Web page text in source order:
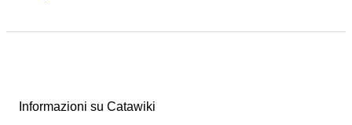
Informazioni su Catawiki